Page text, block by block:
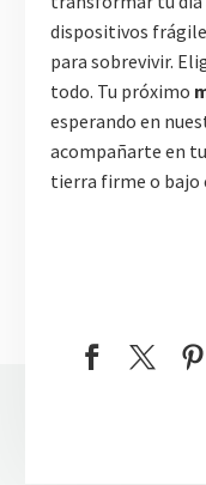
dispositivos
para sobrevivir.
todo. Tu próximo
esperando en
acompañarte en
tierra firme o bajo